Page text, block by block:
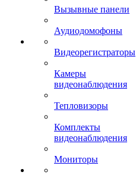
Вызывные панели
Аудиодомофоны
Видеорегистраторы
Камеры
видеонаблюдения
Тепловизоры
Комплекты
видеонаблюдения
Мониторы